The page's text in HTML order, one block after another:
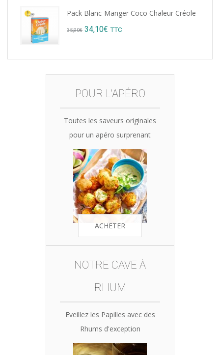
Pack Blanc-Manger Coco Chaleur Créole
35,90€ Original
was:
35,90€.
34,10€ Current
is:
34,10€.
TTC
POUR L'APÉRO
Toutes les saveurs originales
pour un apéro surprenant
ACHETER
NOTRE CAVE À
RHUM
Eveillez les Papilles avec des
Rhums d'exception